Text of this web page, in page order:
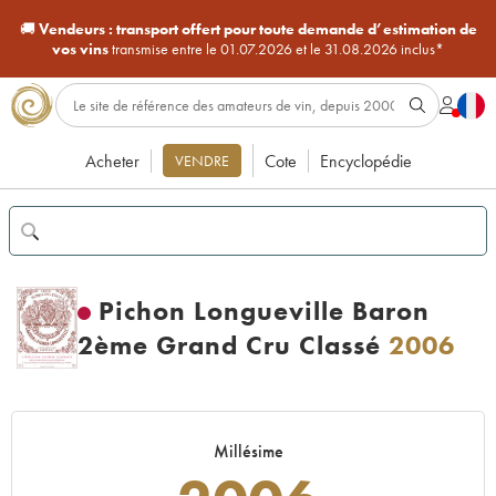
🚚Vendeurs : transport offert pour toute demande d’estimation de
vos vinstransmise entre le 01.07.2026 et le 31.08.2026 inclus*
Acheter VENDRE Cote Encyclopédie
Pichon Longueville Baron
2ème Grand Cru Classé 2006
Millésime